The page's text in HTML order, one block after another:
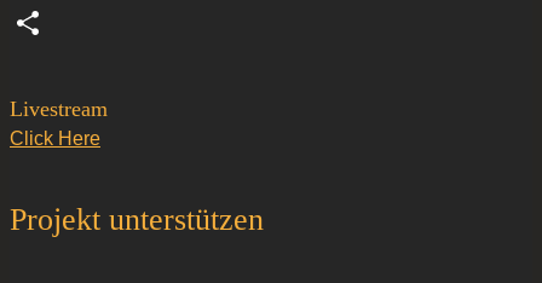
Email
Livestream
Click Here
Projekt unterstützen